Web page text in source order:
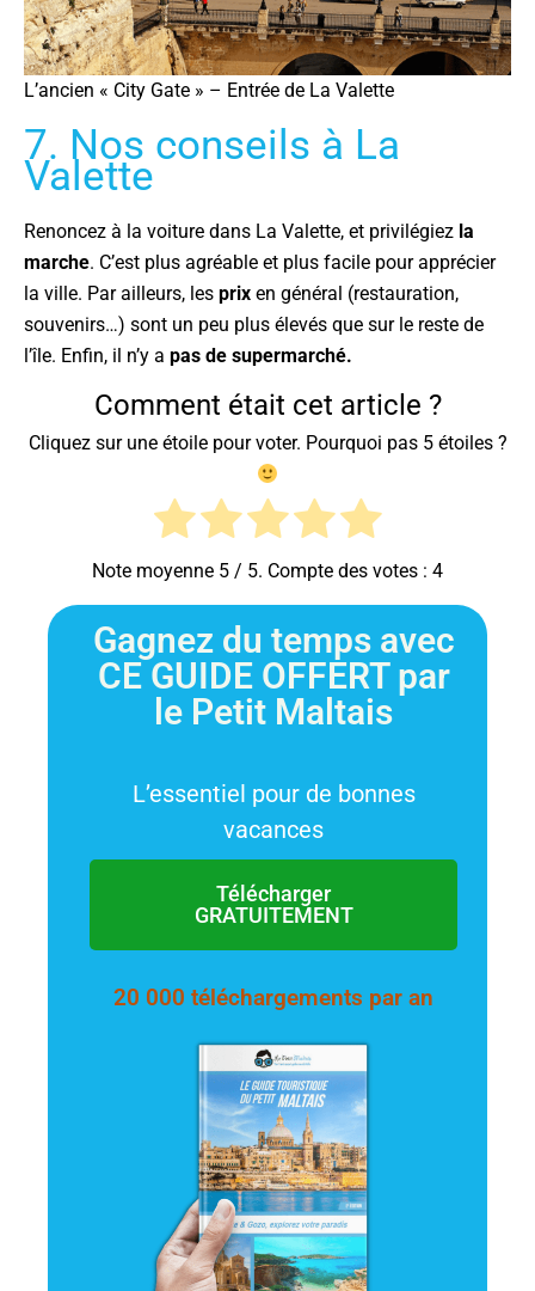
L’ancien « City Gate » – Entrée de La Valette
7. Nos conseils à La
Valette
Renoncez à la voiture dans La Valette, et privilégiez la
marche. C’est plus agréable et plus facile pour apprécier
la ville. Par ailleurs, les prix en général (restauration,
souvenirs…) sont un peu plus élevés que sur le reste de
l’île. Enfin, il n’y a pas de supermarché.
Comment était cet article ?
Cliquez sur une étoile pour voter. Pourquoi pas 5 étoiles ?
Note moyenne 5 / 5. Compte des votes : 4
Gagnez du temps avec
CE GUIDE OFFERT par
le Petit Maltais
L’essentiel pour de bonnes
vacances
Télécharger
GRATUITEMENT
20 000 téléchargements par an